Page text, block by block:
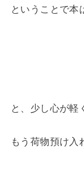
ということで本
と、少し心が軽
もう荷物預け入